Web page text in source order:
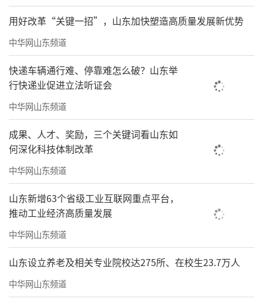
用好改革“关键一招”，山东加快塑造高质量发展新优势
中华网山东频道
快递车辆通行难、停靠难怎么破？山东举
行快递业促进立法听证会
中华网山东频道
成果、人才、奖励，三个关键词看山东如
何深化科技体制改革
中华网山东频道
山东新增63个省级工业互联网重点平台，
推动工业经济高质量发展
中华网山东频道
山东设立养老及相关专业院校达275所、在校生23.7万人
中华网山东频道